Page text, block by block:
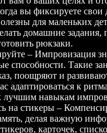
вы фиксируете
для маленьких
домашние задания,
рюкзаки.
– Импровизация
способности. Такие
поощряют и
адаптироваться к
лучшим навыкам
на стикеры –
делая важную
карточек,